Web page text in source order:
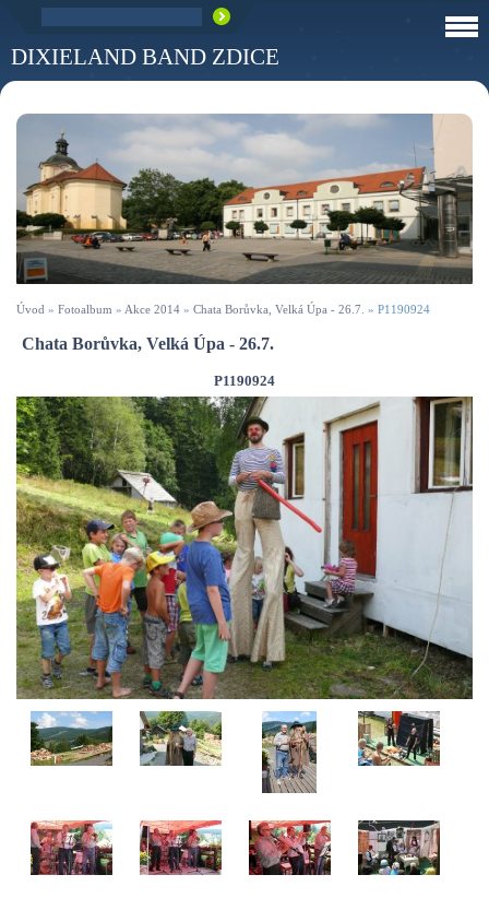
DIXIELAND BAND ZDICE
Úvod » Fotoalbum » Akce 2014 » Chata Borůvka, Velká Úpa - 26.7. » P1190924
Chata Borůvka, Velká Úpa - 26.7.
P1190924